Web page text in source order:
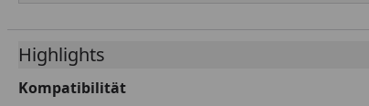
Highlights
Kompatibilität